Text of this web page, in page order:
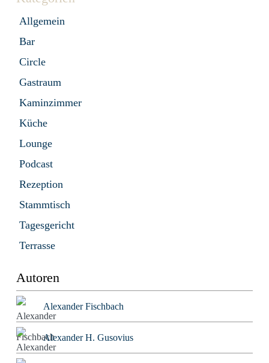
Allgemein
Bar
Circle
Gastraum
Kaminzimmer
Küche
Lounge
Podcast
Rezeption
Stammtisch
Tagesgericht
Terrasse
Autoren
Alexander Fischbach
Alexander H. Gusovius